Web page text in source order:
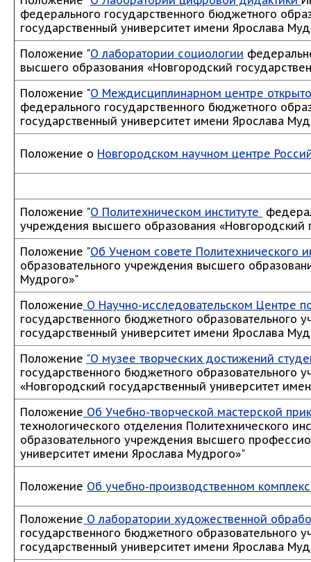
федерального государственного бюджетного
государственный университет имени Ярослава
Положение "О лаборатории социологии
высшего образования «Новгородский
Положение "О Междисциплинарном центре
федерального государственного бюджетного
государственный университет имени Ярослава
Положение о Новгородском научном центре
Положение "О Политехническом институте
учреждения высшего образования «Новгородский
Положение "Об Ученом совете Политехнического
образовательного учреждения высшего
Мудрого»"
Положение О Научно-исследовательском Центре
государственного бюджетного
государственный университет имени Ярослава
Положение "О музее творческих достижений
государственного бюджетного
«Новгородский государственный университет
Положение Об Учебно-творческой мастерской
технологического отделения Политехнического
образовательного учреждения высшего
университет имени Ярослава Мудрого»"
Положение Об учебно-производственном
Положение О лаборатории художественной
государственного бюджетного
государственный университет имени Ярослава